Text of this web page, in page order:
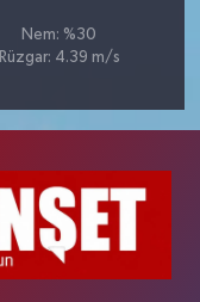
Nem: %30
Rüzgar: 4.39 m/s